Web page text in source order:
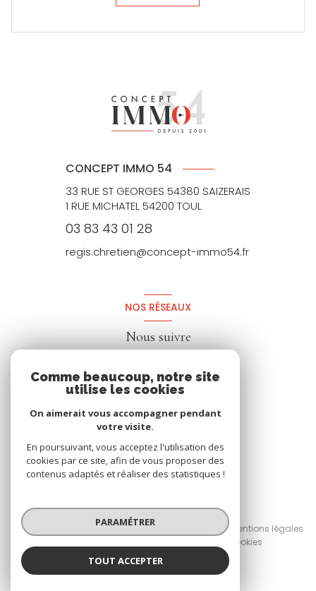
CONCEPT IMMO 54
33 RUE ST GEORGES 54380 SAIZERAIS
1 RUE MICHATEL 54200 TOUL
03 83 43 01 28
regis.chretien@concept-immo54.fr
NOS RÉSEAUX
Nous suivre
© 2026 | Tous droits réservés
Nos honoraires
Nos partenaires
Mentions légales
Cookies
Comme beaucoup, notre site
utilise les cookies
On aimerait vous accompagner pendant
votre visite.
En poursuivant, vous acceptez l'utilisation des
cookies par ce site, afin de vous proposer des
contenus adaptés et réaliser des statistiques !
PARAMÉTRER
TOUT ACCEPTER